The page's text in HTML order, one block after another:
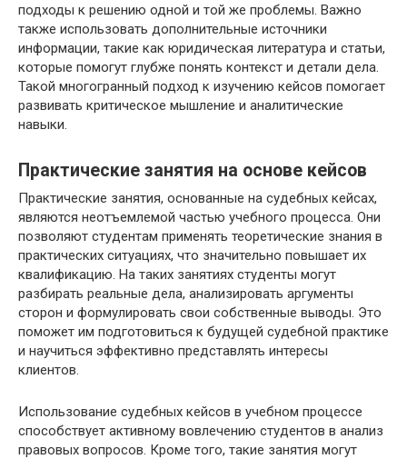
подходы к решению одной и той же проблемы. Важно
также использовать дополнительные источники
информации, такие как юридическая литература и статьи,
которые помогут глубже понять контекст и детали дела.
Такой многогранный подход к изучению кейсов помогает
развивать критическое мышление и аналитические
навыки.
Практические занятия на основе кейсов
Практические занятия, основанные на судебных кейсах,
являются неотъемлемой частью учебного процесса. Они
позволяют студентам применять теоретические знания в
практических ситуациях, что значительно повышает их
квалификацию. На таких занятиях студенты могут
разбирать реальные дела, анализировать аргументы
сторон и формулировать свои собственные выводы. Это
поможет им подготовиться к будущей судебной практике
и научиться эффективно представлять интересы
клиентов.
Использование судебных кейсов в учебном процессе
способствует активному вовлечению студентов в анализ
правовых вопросов. Кроме того, такие занятия могут